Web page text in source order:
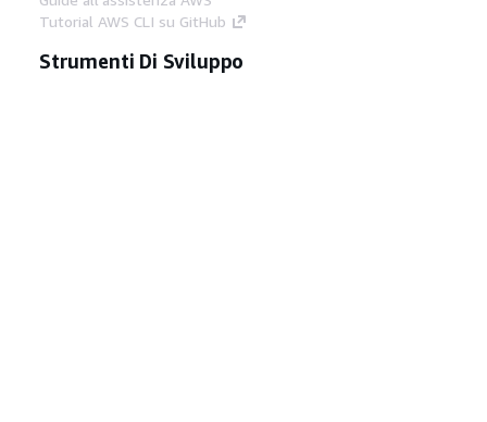
Tutorial AWS CLI su GitHub
Strumenti Di Sviluppo